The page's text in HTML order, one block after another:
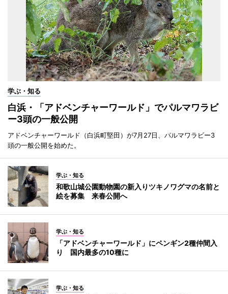
学ぶ・知る
白浜・「アドベンチャーワールド」でパルマワラビ
ー3頭の一般公開
アドベンチャーワールド（白浜町堅田）が7月27日、パルマワラビー3
頭の一般公開を始めた。
学ぶ・知る
和歌山城公園動物園の新入りツキノワグマの名前と
絵を募集 来春公開へ
学ぶ・知る
「アドベンチャーワールド」にペンギン2種仲間入
り 国内最多の10種に
学ぶ・知る